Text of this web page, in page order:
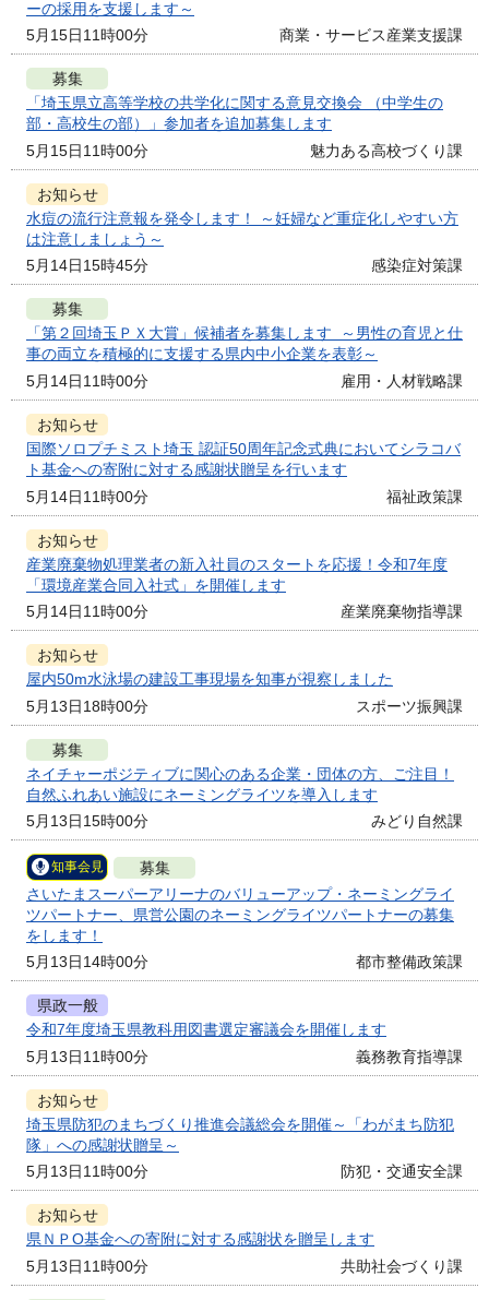
ーの採用を支援します～
5月15日11時00分
商業・サービス産業支援課
募集
「埼玉県立高等学校の共学化に関する意見交換会 （中学生の
部・高校生の部）」参加者を追加募集します
5月15日11時00分
魅力ある高校づくり課
お知らせ
水痘の流行注意報を発令します！ ～妊婦など重症化しやすい方
は注意しましょう～
5月14日15時45分
感染症対策課
募集
「第２回埼玉ＰＸ大賞」候補者を募集します ～男性の育児と仕
事の両立を積極的に支援する県内中小企業を表彰～
5月14日11時00分
雇用・人材戦略課
お知らせ
国際ソロプチミスト埼玉 認証50周年記念式典においてシラコバ
ト基金への寄附に対する感謝状贈呈を行います
5月14日11時00分
福祉政策課
お知らせ
産業廃棄物処理業者の新入社員のスタートを応援！令和7年度
「環境産業合同入社式」を開催します
5月14日11時00分
産業廃棄物指導課
お知らせ
屋内50m水泳場の建設工事現場を知事が視察しました
5月13日18時00分
スポーツ振興課
募集
ネイチャーポジティブに関心のある企業・団体の方、ご注目！
自然ふれあい施設にネーミングライツを導入します
5月13日15時00分
みどり自然課
知事会見
募集
さいたまスーパーアリーナのバリューアップ・ネーミングライ
ツパートナー、県営公園のネーミングライツパートナーの募集
をします！
5月13日14時00分
都市整備政策課
県政一般
令和7年度埼玉県教科用図書選定審議会を開催します
5月13日11時00分
義務教育指導課
お知らせ
埼玉県防犯のまちづくり推進会議総会を開催～「わがまち防犯
隊」への感謝状贈呈～
5月13日11時00分
防犯・交通安全課
お知らせ
県ＮＰО基金への寄附に対する感謝状を贈呈します
5月13日11時00分
共助社会づくり課